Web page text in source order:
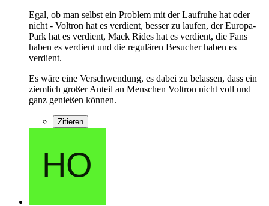
Egal, ob man selbst ein Problem mit der Laufruhe hat oder
nicht - Voltron hat es verdient, besser zu laufen, der Europa-
Park hat es verdient, Mack Rides hat es verdient, die Fans
haben es verdient und die regulären Besucher haben es
verdient.
Es wäre eine Verschwendung, es dabei zu belassen, dass ein
ziemlich großer Anteil an Menschen Voltron nicht voll und
ganz genießen können.
Zitieren